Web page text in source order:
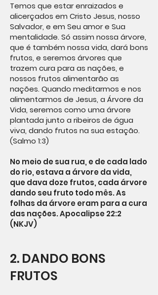
Temos que estar enraizados e
alicerçados em Cristo Jesus, nosso
Salvador, e em Seu amor e Sua
mentalidade. Só assim nossa árvore,
que é também nossa vida, dará bons
frutos, e seremos árvores que
trazem cura para as nações, e
nossos frutos alimentarão as
nações. Quando meditarmos e nos
alimentarmos de Jesus, a Árvore da
Vida, seremos como uma árvore
plantada junto a ribeiros de água
viva, dando frutos na sua estação.
(Salmo 1:3)
No meio de sua rua, e de cada lado
do rio, estava a árvore da vida,
que dava doze frutos, cada árvore
dando seu fruto todo mês. As
folhas da árvore eram para a cura
das nações. Apocalipse 22:2
(NKJV)
2. DANDO BONS
FRUTOS